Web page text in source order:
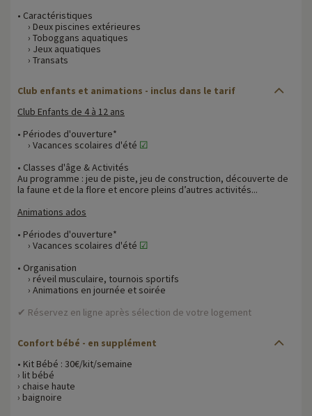
• Caractéristiques
› Deux piscines extérieures
› Toboggans aquatiques
› Jeux aquatiques
› Transats
Club enfants et animations - inclus dans le tarif
Club Enfants de 4 à 12 ans
• Périodes d'ouverture*
› Vacances scolaires d'été ☑
• Classes d'âge & Activités
Au programme : jeu de piste, jeu de construction, découverte de
la faune et de la flore et encore pleins d’autres activités...
Animations ados
• Périodes d'ouverture*
› Vacances scolaires d'été ☑
• Organisation
› réveil musculaire, tournois sportifs
› Animations en journée et soirée
✔ Réservez en ligne après sélection de votre logement
Confort bébé - en supplément
• Kit Bébé : 30€/kit/semaine
› lit bébé
› chaise haute
› baignoire